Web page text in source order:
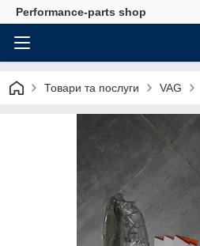
Performance-parts shop
Товари та послуги VAG